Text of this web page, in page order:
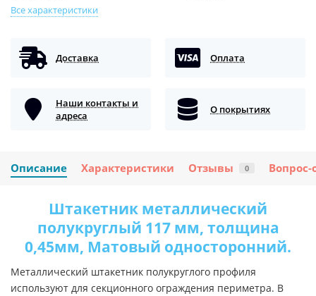
Все характеристики
Доставка Оплата
Наши контакты и
адреса
О покрытиях
Описание Характеристики Отзывы 0 Вопрос-
Штакетник металлический
полукруглый 117 мм, толщина
0,45мм, Матовый односторонний.
Металлический штакетник полукруглого профиля
используют для секционного ограждения периметра. В